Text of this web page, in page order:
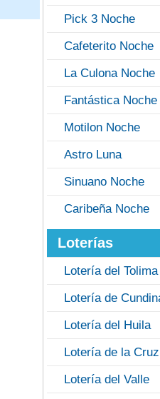
Pick 3 Noche
Cafeterito Noche
La Culona Noche
Fantástica Noche
Motilon Noche
Astro Luna
Sinuano Noche
Caribeña Noche
Loterías
Lotería del Tolima
Lotería de
Lotería del Huila
Lotería de la
Lotería del Valle